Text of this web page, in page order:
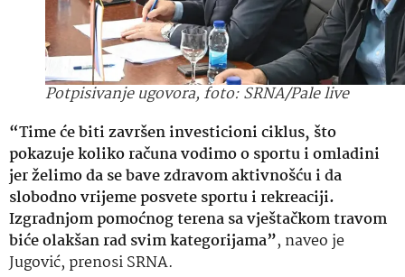
Potpisivanje ugovora, foto: SRNA/Pale live
“Time će biti završen investicioni ciklus, što
pokazuje koliko računa vodimo o sportu i omladini
jer želimo da se bave zdravom aktivnošću i da
slobodno vrijeme posvete sportu i rekreaciji.
Izgradnjom pomoćnog terena sa vještačkom travom
biće olakšan rad svim kategorijama”, naveo je
Jugović, prenosi SRNA.